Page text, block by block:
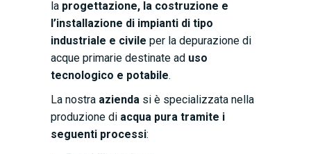
la progettazione, la costruzione e
l’installazione di impianti di tipo
industriale e civile per la depurazione di
acque primarie destinate ad uso
tecnologico e potabile.
La nostra azienda si è specializzata nella
produzione di acqua pura tramite i
seguenti processi: